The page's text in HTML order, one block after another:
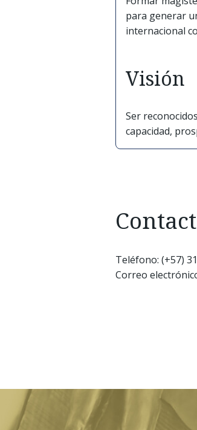
para generar
internacional
Visión
Ser
capacidad,
Teléfono: (+57)
Correo